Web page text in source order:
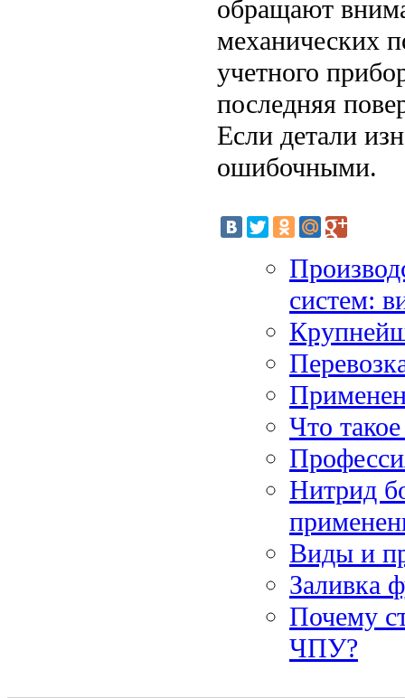
обращают
механических
учетного
последняя
Если детали
ошибочными.
систем:
Что
Нитрид
Виды и
Заливка
Почему
ЧПУ?